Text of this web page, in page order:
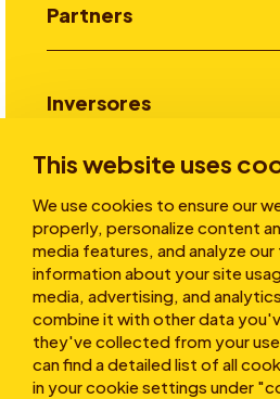
This website uses
We use cookies to ensure our
properly, personalize content
media features, and analyze
information about your site
media, advertising, and
combine it with other data
they've collected from your
can find a detailed list of all
in your cookie settings under
Partners
Inversores
Sobre nosotros